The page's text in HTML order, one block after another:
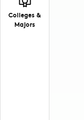
Colleges &
Majors